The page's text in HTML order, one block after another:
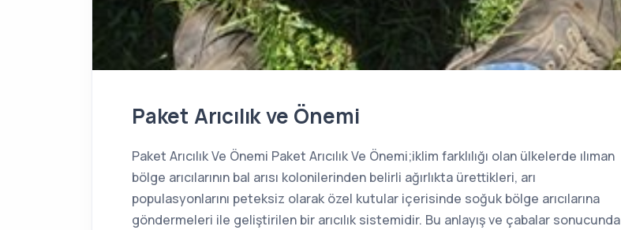
Paket Arıcılık ve Önemi
Paket Arıcılık Ve Önemi Paket Arıcılık Ve Önemi;iklim farklılığı olan ülkelerde ılıman
bölge arıcılarının bal arısı kolonilerinden belirli ağırlıkta ürettikleri, arı
populasyonlarını peteksiz olarak özel kutular içerisinde soğuk bölge arıcılarına
göndermeleri ile geliştirilen bir arıcılık sistemidir. Bu anlayış ve çabalar sonucunda